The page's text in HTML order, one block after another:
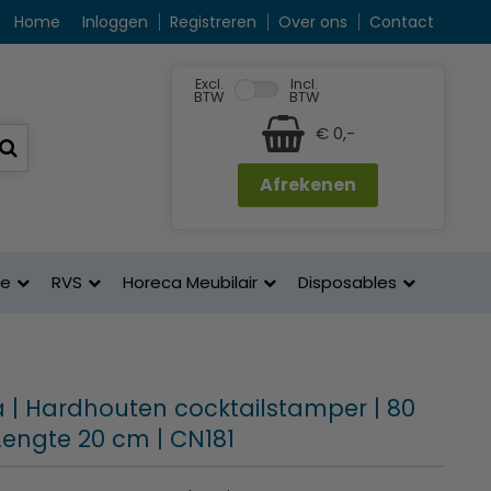
Home Inloggen Registreren Over ons Contact
Excl.
BTW
Incl.
BTW
€ 0,-
Afrekenen
RVS Horeca Meubilair Disposables
| Hardhouten cocktailstamper | 80
20 cm | CN181